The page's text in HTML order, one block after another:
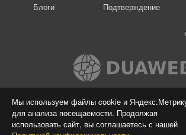
Мы используем файлы cookie и
для анализа посещаемости. Продолжая
использовать сайт, вы соглашаетесь с нашей
Блоги
Подтверждение
Вконтакте
© 2009-2026 Я-пою
Музыкальный сайт